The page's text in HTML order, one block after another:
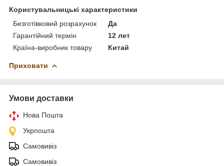
Користувальницькі характеристики
Безготівковий розрахунок
Да
Гарантійний термін
12 лет
Країна-виробник товару
Китай
Приховати
Умови доставки
Нова Пошта
Укрпошта
Самовивіз
Самовивіз